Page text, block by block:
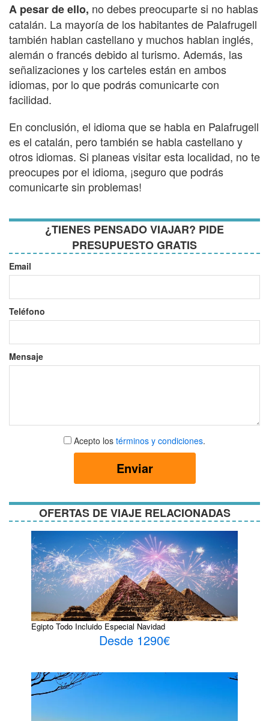
A pesar de ello, no debes preocuparte si no hablas
catalán. La mayoría de los habitantes de Palafrugell
también hablan castellano y muchos hablan inglés,
alemán o francés debido al turismo. Además, las
señalizaciones y los carteles están en ambos
idiomas, por lo que podrás comunicarte con
facilidad.
En conclusión, el idioma que se habla en Palafrugell
es el catalán, pero también se habla castellano y
otros idiomas. Si planeas visitar esta localidad, no te
preocupes por el idioma, ¡seguro que podrás
comunicarte sin problemas!
¿TIENES PENSADO VIAJAR? PIDE
PRESUPUESTO GRATIS
Email
Teléfono
Mensaje
Aceptar
términos
Acepto los términos y condiciones.
Enviar
OFERTAS DE VIAJE RELACIONADAS
Egipto Todo Incluido Especial Navidad
Desde 1290€